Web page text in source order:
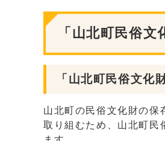
「山北町民俗
「山北町民俗文化
山北町の民俗文化財の保
取り組むため、山北町民